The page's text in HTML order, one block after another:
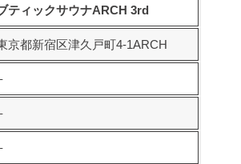
ティックサウナARCH 3rd
京都新宿区津久戸町4-1ARCH